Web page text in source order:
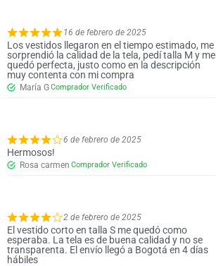
16 de febrero de 2025
Los vestidos llegaron en el tiempo estimado, me
sorprendió la calidad de la tela, pedí talla M y me
quedó perfecta, justo como en la descripción
muy contenta con mi compra
María G
6 de febrero de 2025
Hermosos!
Rosa carmen
2 de febrero de 2025
El vestido corto en talla S me quedó como
esperaba. La tela es de buena calidad y no se
transparenta. El envío llegó a Bogotá en 4 días
hábiles